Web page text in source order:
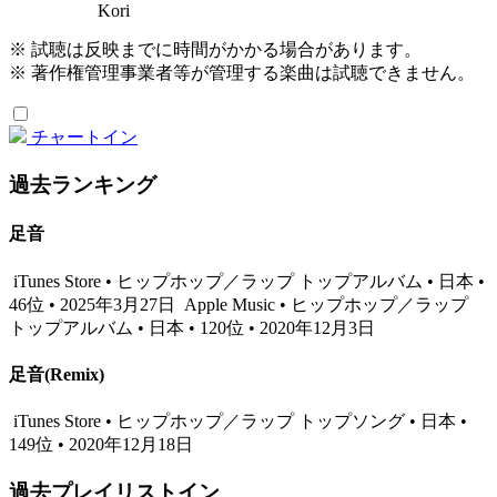
Kori
※ 試聴は反映までに時間がかかる場合があります。
※ 著作権管理事業者等が管理する楽曲は試聴できません。
チャートイン
過去ランキング
足音
iTunes Store • ヒップホップ／ラップ トップアルバム • 日本 •
46位 • 2025年3月27日
Apple Music • ヒップホップ／ラップ
トップアルバム • 日本 • 120位 • 2020年12月3日
足音(Remix)
iTunes Store • ヒップホップ／ラップ トップソング • 日本 •
149位 • 2020年12月18日
過去プレイリストイン